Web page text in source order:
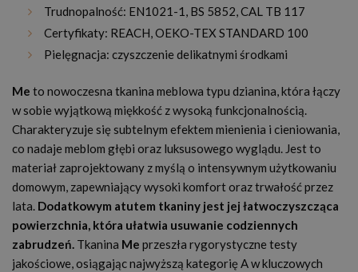
Trudnopalność: EN1021-1, BS 5852, CAL TB 117
Certyfikaty: REACH, OEKO-TEX STANDARD 100
Pielęgnacja: czyszczenie delikatnymi środkami
Me to nowoczesna tkanina meblowa typu dzianina, która łączy
w sobie wyjątkową miękkość z wysoką funkcjonalnością.
Charakteryzuje się subtelnym efektem mienienia i cieniowania,
co nadaje meblom głębi oraz luksusowego wyglądu. Jest to
materiał zaprojektowany z myślą o intensywnym użytkowaniu
domowym, zapewniający wysoki komfort oraz trwałość przez
lata. Dodatkowym atutem tkaniny jest jej łatwoczyszcząca
powierzchnia, która ułatwia usuwanie codziennych
zabrudzeń. Tkanina Me przeszła rygorystyczne testy
jakościowe, osiągając najwyższą kategorię A w kluczowych